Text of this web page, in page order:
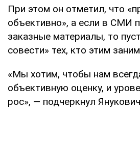
При этом он отметил, что
объективно», а если в СМИ
заказные материалы, то
совести» тех, кто этим
«Мы хотим, чтобы нам
объективную оценку, и
рос», — подчеркнул